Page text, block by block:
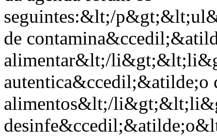
seguintes:&lt;/
de
alimentar&lt;/
autentica&ccedil;&atilde;o
alimentos&lt;/